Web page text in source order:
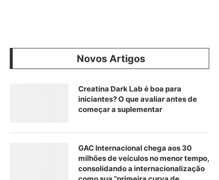
Novos Artigos
Creatina Dark Lab é boa para
iniciantes? O que avaliar antes de
começar a suplementar
GAC Internacional chega aos 30
milhões de veículos no menor tempo,
consolidando a internacionalização